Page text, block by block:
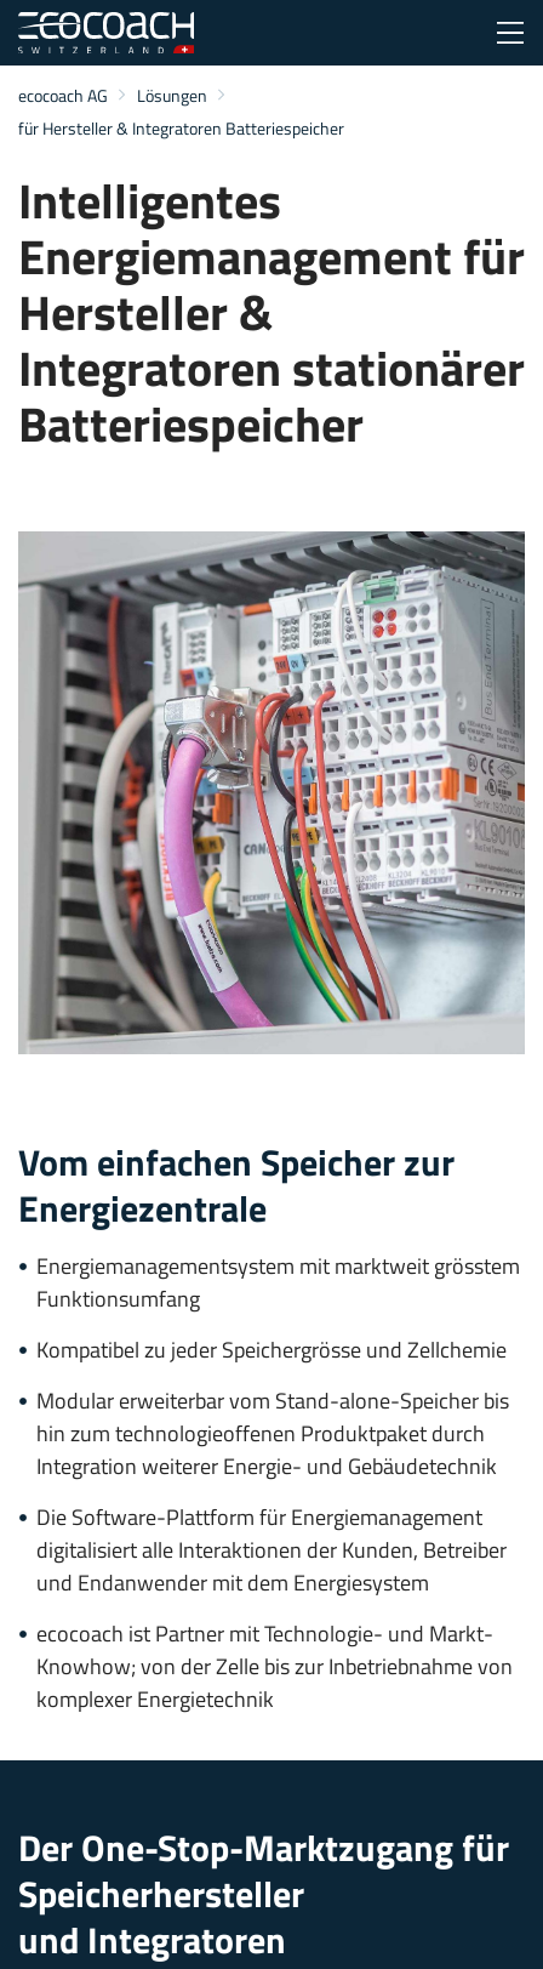
Zum Inhalt
Zum Menü
Zur Suche
ecocoach AG
Lösungen
für Hersteller & Integratoren Batteriespeicher
Intelligentes
Energiemanagement für
Hersteller &
Integratoren stationärer
Batteriespeicher
Vom einfachen Speicher zur
Energiezentrale
Energiemanagementsystem mit marktweit grösstem
Funktionsumfang
Kompatibel zu jeder Speichergrösse und Zellchemie
Modular erweiterbar vom Stand-alone-Speicher bis
hin zum technologieoffenen Produktpaket durch
Integration weiterer Energie- und Gebäudetechnik
Die Software-Plattform für Energiemanagement
digitalisiert alle Interaktionen der Kunden, Betreiber
und Endanwender mit dem Energiesystem
ecocoach ist Partner mit Technologie- und Markt-
Knowhow; von der Zelle bis zur Inbetriebnahme von
komplexer Energietechnik
Der One-Stop-Marktzugang für
Speicherhersteller
und Integratoren